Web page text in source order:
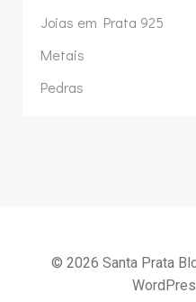
Joias em Prata 925
Metais
Pedras
© 2026 Santa Prata